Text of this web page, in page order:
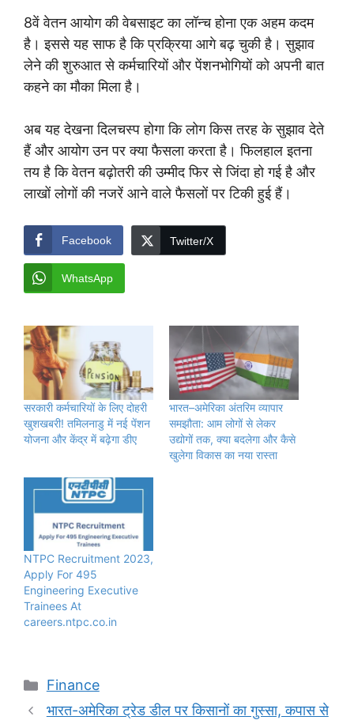
8वें वेतन आयोग की वेबसाइट का लॉन्च होना एक अहम कदम
है। इससे यह साफ है कि प्रक्रिया आगे बढ़ चुकी है। सुझाव
लेने की शुरुआत से कर्मचारियों और पेंशनभोगियों को अपनी बात
कहने का मौका मिला है।
अब यह देखना दिलचस्प होगा कि लोग किस तरह के सुझाव देते
हैं और आयोग उन पर क्या फैसला करता है। फिलहाल इतना
तय है कि वेतन बढ़ोतरी की उम्मीद फिर से जिंदा हो गई है और
लाखों लोगों की नजरें आने वाले फैसलों पर टिकी हुई हैं।
Facebook Twitter/X
WhatsApp
सरकारी कर्मचारियों के लिए दोहरी
खुशखबरी! तमिलनाडु में नई पेंशन
योजना और केंद्र में बढ़ेगा डीए
भारत–अमेरिका अंतरिम व्यापार
समझौता: आम लोगों से लेकर
उद्योगों तक, क्या बदलेगा और कैसे
खुलेगा विकास का नया रास्ता
NTPC Recruitment 2023,
Apply For 495
Engineering Executive
Trainees At
careers.ntpc.co.in
Categories
Finance
भारत-अमेरिका ट्रेड डील पर किसानों का गुस्सा, कपास से